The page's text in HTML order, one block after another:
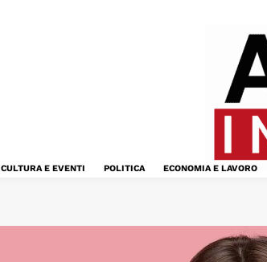
CULTURA E EVENTI POLITICA ECONOMIA E LAVORO